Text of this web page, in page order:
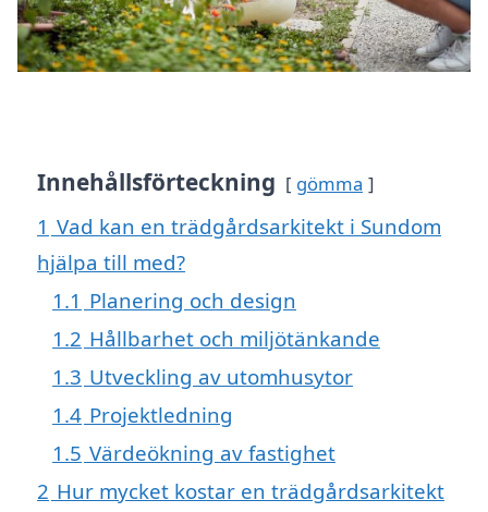
Innehållsförteckning gömma
1 Vad kan en trädgårdsarkitekt i Sundom
hjälpa till med?
1.1 Planering och design
1.2 Hållbarhet och miljötänkande
1.3 Utveckling av utomhusytor
1.4 Projektledning
1.5 Värdeökning av fastighet
2 Hur mycket kostar en trädgårdsarkitekt